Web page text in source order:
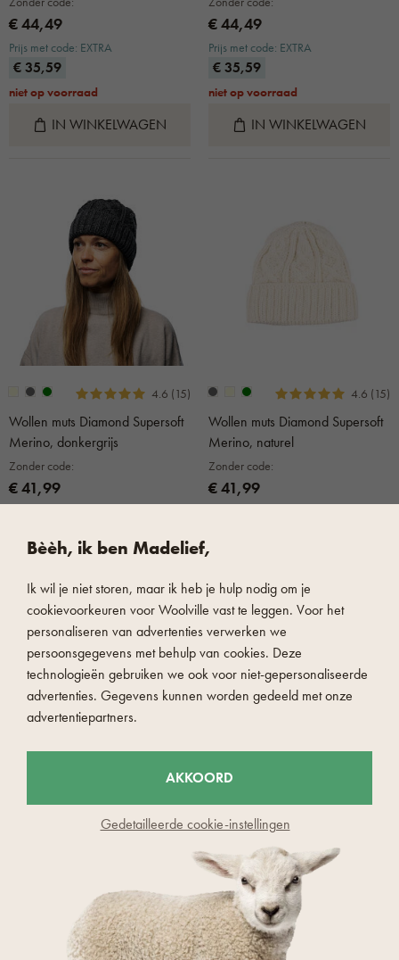
€ 44,49
Prijs met code: EXTRA
€ 35,59
niet op voorraad
IN WINKELWAGEN
€ 44,49
Prijs met code: EXTRA
€ 35,59
niet op voorraad
IN WINKELWAGEN
4.6 (15)
Wollen muts Diamond Supersoft
Merino, donkergrijs
Zonder code:
€ 41,99
niet op voorraad
IN WINKELWAGEN
4.6 (15)
Wollen muts Diamond Supersoft
Merino, naturel
Zonder code:
€ 41,99
niet op voorraad
IN WINKELWAGEN
Zonder code:
Wollen Vlnka V29 muts
lichtblauw
Zonder code:
€ 47,49
Bèèh, ik ben Madelief,
Ik wil je niet storen, maar ik heb je hulp nodig om je
cookievoorkeuren voor Woolville vast te leggen. Voor het
personaliseren van advertenties verwerken we
persoonsgegevens met behulp van cookies. Deze
technologieën gebruiken we ook voor niet-gepersonaliseerde
advertenties. Gegevens kunnen worden gedeeld met onze
advertentiepartners.
Gedetailleerde cookie-instellingen
AKKOORD